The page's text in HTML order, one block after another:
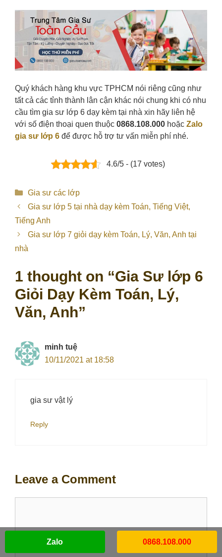
Quý khách hàng khu vực TPHCM nói riêng cũng như
tất cả các tỉnh thành lân cận khác nói chung khi có nhu
cầu tìm gia sư lớp 6 dạy kèm tại nhà xin hãy liên hệ
với số điện thoại quen thuộc 0868.108.000 hoặc Zalo
gia sư lớp 6 để được hỗ trợ tư vấn miễn phí nhé.
4.6/5 - (17 votes)
Categories
Gia sư các lớp
Gia sư lớp 5 tại nhà dạy kèm Toán, Tiếng Việt,
Tiếng Anh
Gia sư lớp 7 giỏi dạy kèm Toán, Lý, Văn, Anh tại
nhà
1 thought on “Gia Sư lớp 6
Giỏi Dạy Kèm Toán, Lý,
Văn, Anh”
minh tuệ
10/11/2021 at 18:58
gia sư vật lý
Reply
Leave a Comment
Zalo 0868.108.000